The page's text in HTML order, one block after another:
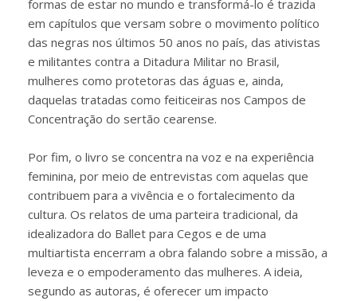
formas de estar no mundo e transformá-lo é trazida
em capítulos que versam sobre o movimento político
das negras nos últimos 50 anos no país, das ativistas
e militantes contra a Ditadura Militar no Brasil,
mulheres como protetoras das águas e, ainda,
daquelas tratadas como feiticeiras nos Campos de
Concentração do sertão cearense.
Por fim, o livro se concentra na voz e na experiência
feminina, por meio de entrevistas com aquelas que
contribuem para a vivência e o fortalecimento da
cultura. Os relatos de uma parteira tradicional, da
idealizadora do Ballet para Cegos e de uma
multiartista encerram a obra falando sobre a missão, a
leveza e o empoderamento das mulheres. A ideia,
segundo as autoras, é oferecer um impacto